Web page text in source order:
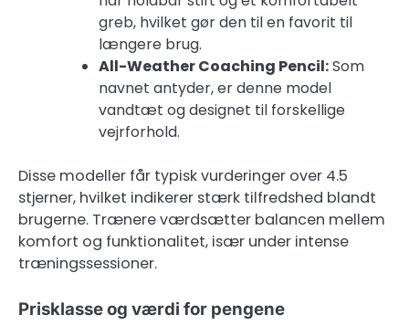
greb, hvilket gør den til en favorit til
længere brug.
All-Weather Coaching Pencil:Som
navnet antyder, er denne model
vandtæt og designet til forskellige
vejrforhold.
Disse modeller får typisk vurderinger over 4.5
stjerner, hvilket indikerer stærk tilfredshed blandt
brugerne. Trænere værdsætter balancen mellem
komfort og funktionalitet, især under intense
træningssessioner.
Prisklasse og værdi for pengene